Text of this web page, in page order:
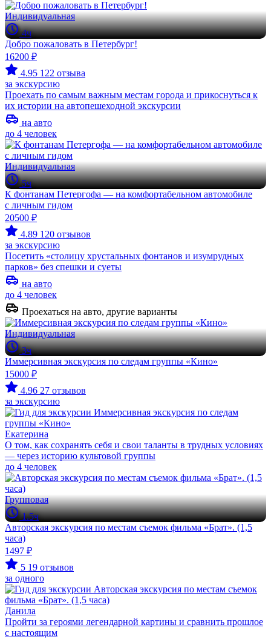
Индивидуальная
4ч
Добро пожаловать в Петербург!
16200 ₽
4.95 122 отзыва
за экскурсию
Проехать по самым важным местам города и прикоснуться к
их истории на автопешеходной экскурсии
на авто
до 4 человек
Индивидуальная
5ч
К фонтанам Петергофа — на комфортабельном автомобиле
с личным гидом
20500 ₽
4.89 120 отзывов
за экскурсию
Посетить «столицу хрустальных фонтанов и изумрудных
парков» без спешки и суеты
на авто
до 4 человек
Проехаться на авто, другие варианты
Индивидуальная
3ч
Иммерсивная экскурсия по следам группы «Кино»
15000 ₽
4.96 27 отзывов
за экскурсию
Екатерина
О том, как сохранять себя и свои таланты в трудных условиях
— через историю культовой группы
до 4 человек
Групповая
1.5ч
Авторская экскурсия по местам съемок фильма «Брат». (1,5
часа)
1497 ₽
5 19 отзывов
за одного
Данила
Пройти за героями легендарной картины и сравнить прошлое
с настоящим